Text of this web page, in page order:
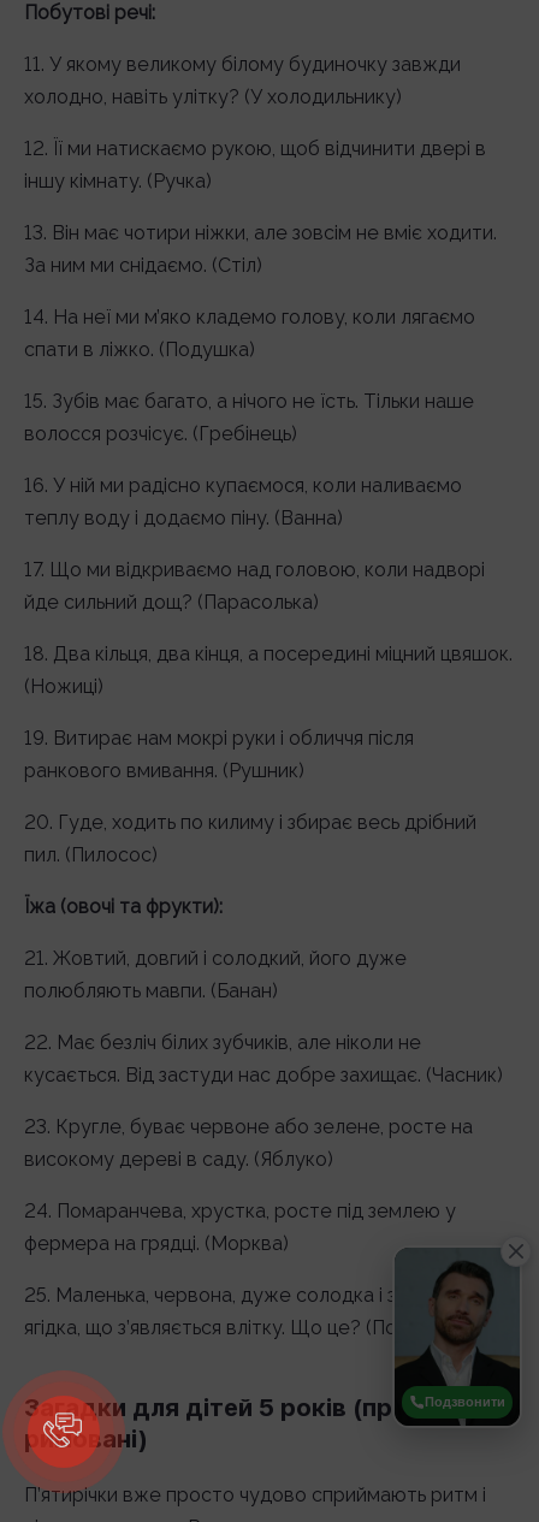
Побутові речі:
11. У якому великому білому будиночку завжди
холодно, навіть улітку? (У холодильнику)
12. Її ми натискаємо рукою, щоб відчинити двері в
іншу кімнату. (Ручка)
13. Він має чотири ніжки, але зовсім не вміє ходити.
За ним ми снідаємо. (Стіл)
14. На неї ми м’яко кладемо голову, коли лягаємо
спати в ліжко. (Подушка)
15. Зубів має багато, а нічого не їсть. Тільки наше
волосся розчісує. (Гребінець)
16. У ній ми радісно купаємося, коли наливаємо
теплу воду і додаємо піну. (Ванна)
17. Що ми відкриваємо над головою, коли надворі
йде сильний дощ? (Парасолька)
18. Два кільця, два кінця, а посередині міцний цвяшок.
(Ножиці)
19. Витирає нам мокрі руки і обличчя після
ранкового вмивання. (Рушник)
20. Гуде, ходить по килиму і збирає весь дрібний
пил. (Пилосос)
Їжа (овочі та фрукти):
21. Жовтий, довгий і солодкий, його дуже
полюбляють мавпи. (Банан)
22. Має безліч білих зубчиків, але ніколи не
кусається. Від застуди нас добре захищає. (Часник)
23. Кругле, буває червоне або зелене, росте на
високому дереві в саду. (Яблуко)
24. Помаранчева, хрустка, росте під землею у
фермера на грядці. (Морква)
25. Маленька, червона, дуже солодка і запашна
ягідка, що з’являється влітку. Що це? (Полуниця)
Загадки для дітей 5 років (прості,
римовані)
П’ятирічки вже просто чудово сприймають ритм і
Подзвонити